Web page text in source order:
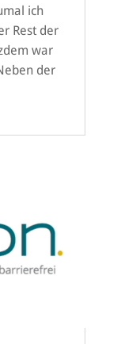
ich
Rest der
war
der